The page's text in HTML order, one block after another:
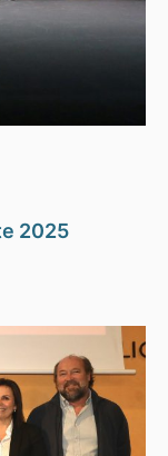
2025